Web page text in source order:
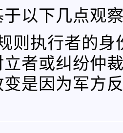
以下几点观
则执行者的身
者或纠纷仲
是因为军方